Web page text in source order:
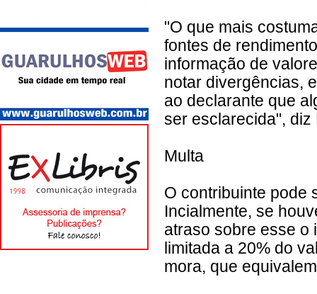
"O que mais
fontes de
informação de
notar divergências,
ao declarante que
ser esclarecida", diz
Multa
O contribuinte pode
Incialmente, se
atraso sobre esse o
limitada a 20% do
mora, que